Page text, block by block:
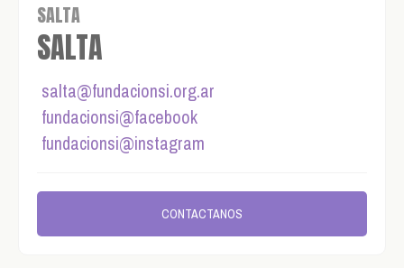
SALTA
SALTA
salta@fundacionsi.org.ar
fundacionsi@facebook
fundacionsi@instagram
CONTACTANOS